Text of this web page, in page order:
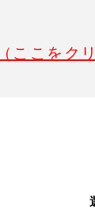
ここをクリ